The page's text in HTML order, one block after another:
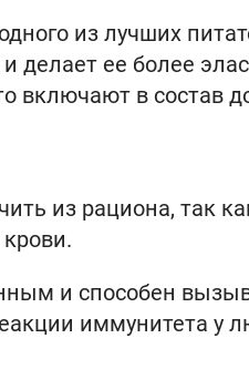
из лучших
делает ее более
включают в состав
из рациона, так
и способен
иммунитета у